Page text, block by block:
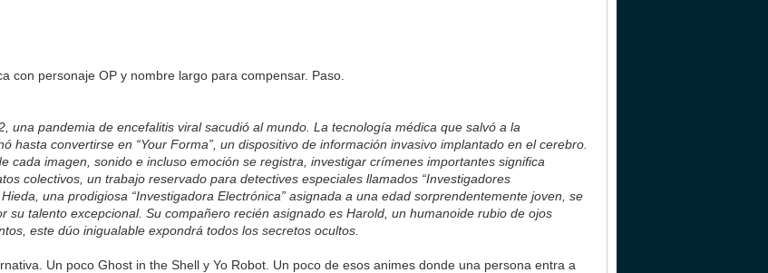
con personaje OP y nombre largo para compensar. Paso.
una pandemia de encefalitis viral sacudió al mundo. La tecnología médica que salvó a la
hasta convertirse en “Your Forma”, un dispositivo de información invasivo implantado en el cerebro.
cada imagen, sonido e incluso emoción se registra, investigar crímenes importantes significa
colectivos, un trabajo reservado para detectives especiales llamados “Investigadores
una prodigiosa “Investigadora Electrónica” asignada a una edad sorprendentemente joven, se
su talento excepcional. Su compañero recién asignado es Harold, un humanoide rubio de ojos
este dúo inigualable expondrá todos los secretos ocultos.
Un poco Ghost in the Shell y Yo Robot. Un poco de esos animes donde una persona entra a